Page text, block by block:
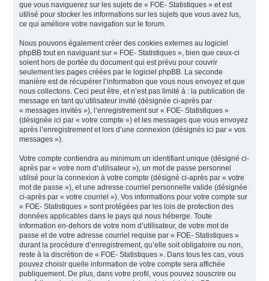
que vous naviguerez sur les sujets de « FOE- Statistiques » et est
utilisé pour stocker les informations sur les sujets que vous avez lus,
ce qui améliore votre navigation sur le forum.
Nous pouvons également créer des cookies externes au logiciel
phpBB tout en naviguant sur « FOE- Statistiques », bien que ceux-ci
soient hors de portée du document qui est prévu pour couvrir
seulement les pages créées par le logiciel phpBB. La seconde
manière est de récupérer l’information que vous nous envoyez et que
nous collectons. Ceci peut être, et n’est pas limité à : la publication de
message en tant qu’utilisateur invité (désignée ci-après par
« messages invités »), l’enregistrement sur « FOE- Statistiques »
(désignée ici par « votre compte ») et les messages que vous envoyez
après l’enregistrement et lors d’une connexion (désignés ici par « vos
messages »).
Votre compte contiendra au minimum un identifiant unique (désigné ci-
après par « votre nom d’utilisateur »), un mot de passe personnel
utilisé pour la connexion à votre compte (désigné ci-après par « votre
mot de passe »), et une adresse courriel personnelle valide (désignée
ci-après par « votre courriel »). Vos informations pour votre compte sur
« FOE- Statistiques » sont protégées par les lois de protection des
données applicables dans le pays qui nous héberge. Toute
information en-dehors de votre nom d’utilisateur, de votre mot de
passe et de votre adresse courriel requise par « FOE- Statistiques »
durant la procédure d’enregistrement, qu’elle soit obligatoire ou non,
reste à la discrétion de « FOE- Statistiques ». Dans tous les cas, vous
pouvez choisir quelle information de votre compte sera affichée
publiquement. De plus, dans votre profil, vous pouvez souscrire ou